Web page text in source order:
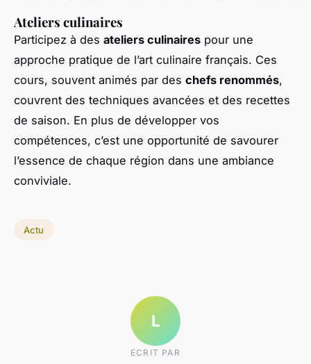
Ateliers culinaires
Participez à des ateliers culinaires pour une
approche pratique de l’art culinaire français. Ces
cours, souvent animés par des chefs renommés,
couvrent des techniques avancées et des recettes
de saison. En plus de développer vos
compétences, c’est une opportunité de savourer
l’essence de chaque région dans une ambiance
conviviale.
Actu
L
ECRIT PAR